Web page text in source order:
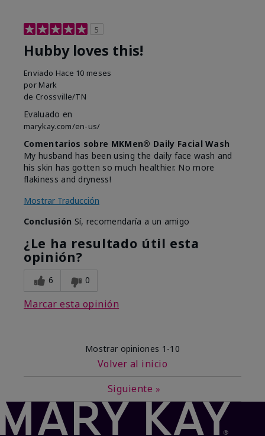
5
Hubby loves this!
Enviado Hace 10 meses
por Mark
de Crossville/TN
Evaluado en
marykay.com/en-us/
Comentarios sobre MKMen® Daily Facial Wash
My husband has been using the daily face wash and
his skin has gotten so much healthier. No more
flakiness and dryness!
Mostrar Traducción
Conclusión Sí, recomendaría a un amigo
¿Le ha resultado útil esta
opinión?
6 0
Marcar esta opinión
Mostrar opiniones 1-10
Volver al inicio
Siguiente »